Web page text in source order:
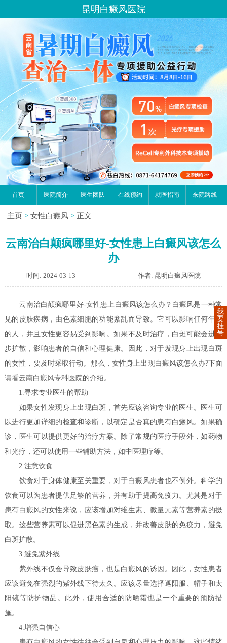
昆明白癜风医院
首页 医院简介 医生团队 在线预约 就医指南 来院路线
主页 > 女性白癜风 > 正文
云南治白颠疯哪里好-女性患上白癜风该怎么
办
时间: 2024-03-13 作者: 昆明白癜风医院
云南治白颠疯哪里好-女性患上白癜风该怎么办？白癜风是一种常
见的皮肤疾病，由色素细胞的功能紊乱而导致。它可以影响任何年龄
的人，并且女性更容易受到影响。如果不及时治疗，白斑可能会进一
步扩散，影响患者的自信和心理健康。因此，对于发现身上出现白斑
的女性，要及时采取行动。那么，女性身上出现白癜风该怎么办?下面
请看云南白癜风专科医院的介绍。
1.寻求专业医生的帮助
如果女性发现身上出现白斑，首先应该咨询专业的医生。医生可
以进行更加详细的检查和诊断，以确定是否真的患有白癜风。如果确
诊，医生可以提供更好的治疗方案。除了常规的医疗手段外，如药物
和光疗，还可以使用一些辅助方法，如中医理疗等。
2.注意饮食
饮食对于身体健康至关重要，对于白癜风患者也不例外。科学的
饮食可以为患者提供足够的营养，并有助于提高免疫力。尤其是对于
患有白癜风的女性来说，应该增加对维生素、微量元素等营养素的摄
取。这些营养素可以促进黑色素的生成，并改善皮肤的免疫力，避免
白斑扩散。
3.避免紫外线
紫外线不仅会导致皮肤癌，也是白癜风的诱因。因此，女性患者
应该避免在强烈的紫外线下待太久。应该尽量选择遮阳服、帽子和太
阳镜等防护物品。此外，使用合适的防晒霜也是一个重要的预防措
施。
4.增强自信心
我
要
挂
号